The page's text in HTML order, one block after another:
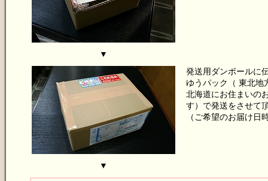
▼
発送用ダンボールに
ゆうパック（ 東北
北海道にお住まいの
す）で発送をさせて
（ご希望のお届け日
▼